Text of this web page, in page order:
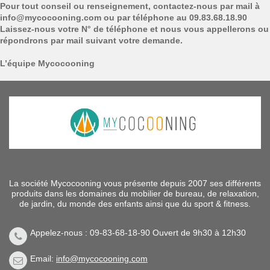
Pour tout conseil ou renseignement, contactez-nous par mail à
info@mycocooning.com ou par téléphone au 09.83.68.18.90
Laissez-nous votre N° de téléphone et nous vous appellerons ou
répondrons par mail suivant votre demande.
L’équipe Mycocooning
La société Mycocooning vous présente depuis 2007 ses différents
produits dans les domaines du mobilier de bureau, de relaxation,
de jardin, du monde des enfants ainsi que du sport & fitness.
Appelez-nous : 09-83-68-18-90 Ouvert de 9h30 à 12h30
Email: info@mycocooning.com